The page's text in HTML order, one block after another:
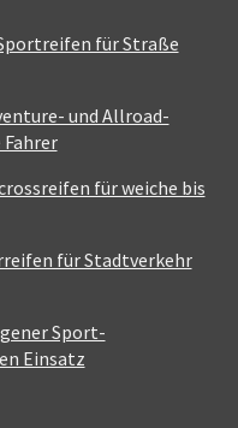
für Straße
und Allroad-
für weiche bis
für Stadtverkehr
Sport-
Einsatz